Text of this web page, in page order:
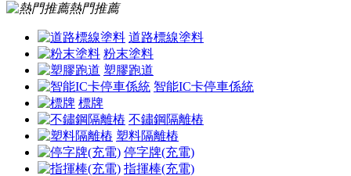
熱門推薦
道路標線塗料
粉末塗料
塑膠跑道
智能IC卡停車係統
標牌
不鏽鋼隔離樁
塑料隔離樁
停字牌(充電)
指揮棒(充電)